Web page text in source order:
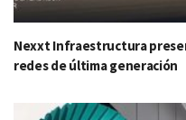
Nexxt Infraestructura
redes de última generación